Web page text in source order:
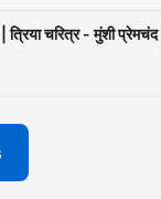
इन तीस
प्रगतिवादी
प्रभावों का
चरित्र - मुंशी प्रेमचंद